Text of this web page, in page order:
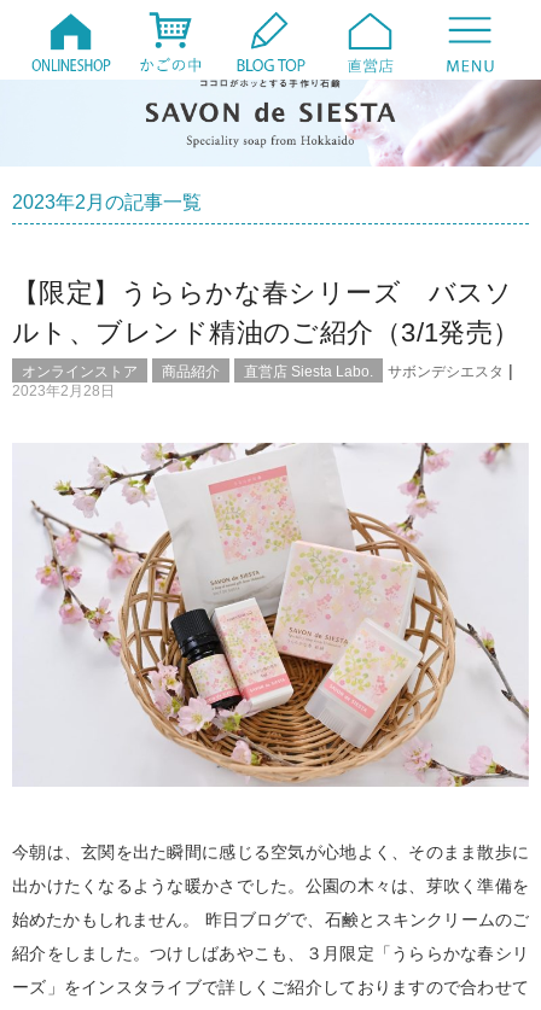
2023年2月の記事一覧
【限定】うららかな春シリーズ バスソ
ルト、ブレンド精油のご紹介（3/1発売）
オンラインストア 商品紹介 直営店 Siesta Labo. サボンデシエスタ |
2023年2月28日
今朝は、玄関を出た瞬間に感じる空気が心地よく、そのまま散歩に
出かけたくなるような暖かさでした。公園の木々は、芽吹く準備を
始めたかもしれません。 昨日ブログで、石鹸とスキンクリームのご
紹介をしました。つけしばあやこも、３月限定「うららかな春シリ
ーズ」をインスタライブで詳しくご紹介しておりますので合わせて